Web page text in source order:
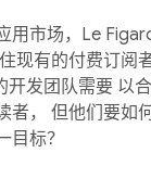
用市场，Le
现有的付费订阅
开发团队需要 以
者， 但他们要如
目标？